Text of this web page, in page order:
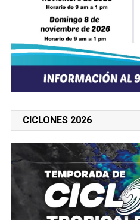
CICLONES 2026